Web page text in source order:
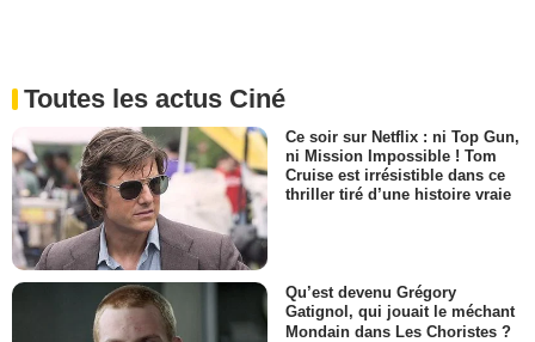
Toutes les actus Ciné
Ce soir sur Netflix : ni Top Gun,
ni Mission Impossible ! Tom
Cruise est irrésistible dans ce
thriller tiré d’une histoire vraie
Qu’est devenu Grégory
Gatignol, qui jouait le méchant
Mondain dans Les Choristes ?